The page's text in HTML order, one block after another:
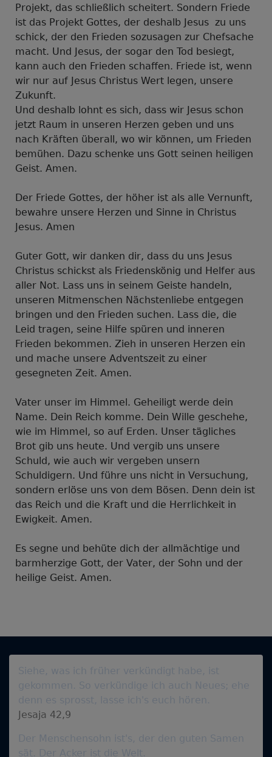
Projekt, das schließlich scheitert. Sondern Friede
ist das Projekt Gottes, der deshalb Jesus zu uns
schick, der den Frieden sozusagen zur Chefsache
macht. Und Jesus, der sogar den Tod besiegt,
kann auch den Frieden schaffen. Friede ist, wenn
wir nur auf Jesus Christus Wert legen, unsere
Zukunft.
Und deshalb lohnt es sich, dass wir Jesus schon
jetzt Raum in unseren Herzen geben und uns
nach Kräften überall, wo wir können, um Frieden
bemühen. Dazu schenke uns Gott seinen heiligen
Geist. Amen.
Der Friede Gottes, der höher ist als alle Vernunft,
bewahre unsere Herzen und Sinne in Christus
Jesus. Amen
Guter Gott, wir danken dir, dass du uns Jesus
Christus schickst als Friedenskönig und Helfer aus
aller Not. Lass uns in seinem Geiste handeln,
unseren Mitmenschen Nächstenliebe entgegen
bringen und den Frieden suchen. Lass die, die
Leid tragen, seine Hilfe spüren und inneren
Frieden bekommen. Zieh in unseren Herzen ein
und mache unsere Adventszeit zu einer
gesegneten Zeit. Amen.
Vater unser im Himmel. Geheiligt werde dein
Name. Dein Reich komme. Dein Wille geschehe,
wie im Himmel, so auf Erden. Unser tägliches
Brot gib uns heute. Und vergib uns unsere
Schuld, wie auch wir vergeben unsern
Schuldigern. Und führe uns nicht in Versuchung,
sondern erlöse uns von dem Bösen. Denn dein ist
das Reich und die Kraft und die Herrlichkeit in
Ewigkeit. Amen.
Es segne und behüte dich der allmächtige und
barmherzige Gott, der Vater, der Sohn und der
heilige Geist. Amen.
Siehe, was ich früher verkündigt habe, ist
gekommen. So verkündige ich auch Neues; ehe
denn es sprosst, lasse ich's euch hören.
Jesaja 42,9
Der Menschensohn ist's, der den guten Samen
sät. Der Acker ist die Welt.